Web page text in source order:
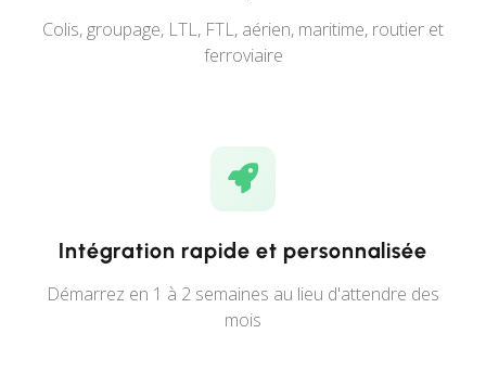
Colis, groupage, LTL, FTL, aérien, maritime, routier et
ferroviaire
Intégration rapide et personnalisée
Démarrez en 1 à 2 semaines au lieu d'attendre des
mois